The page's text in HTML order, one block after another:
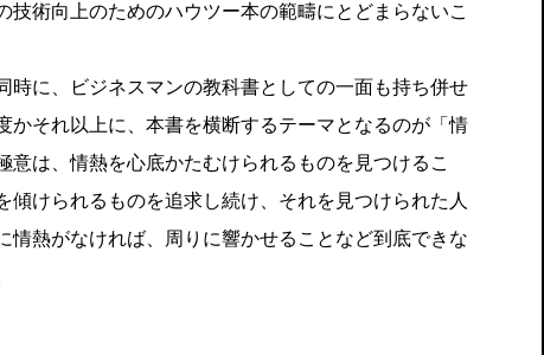
技術向上のためのハウツー本の範疇にとどまらないこ
時に、ビジネスマンの教科書としての一面も持ち併せ
かそれ以上に、本書を横断するテーマとなるのが「情
意は、情熱を心底かたむけられるものを見つけるこ
けられるものを追求し続け、それを見つけられた人
情熱がなければ、周りに響かせることなど到底できな